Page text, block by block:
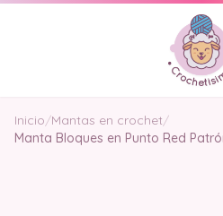
Inicio/Mantas en crochet/
Manta Bloques en Punto Red